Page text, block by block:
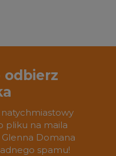
pliku na maila
Domana
spamu!